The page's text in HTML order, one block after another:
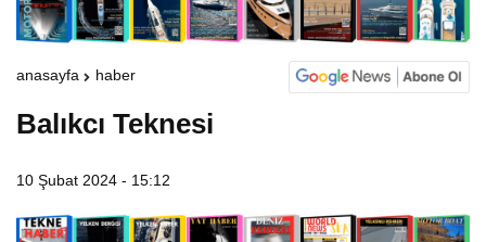
anasayfa haber
Balıkcı Teknesi
10 Şubat 2024 - 15:12